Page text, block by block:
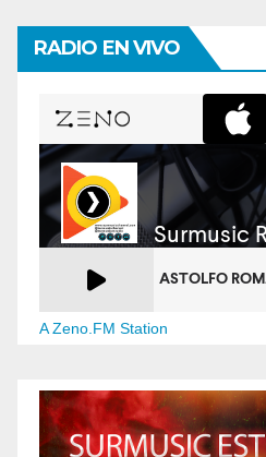
RADIO EN VIVO
A Zeno.FM Station